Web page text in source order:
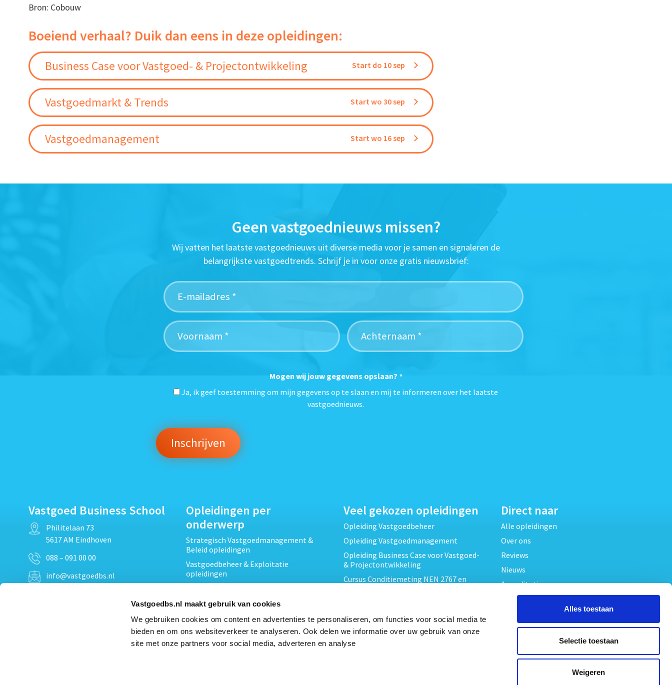
Vastgoedbs.nl maakt gebruik van cookies
We gebruiken cookies om content en advertenties te personaliseren, om functies voor social media te
bieden en om ons websiteverkeer te analyseren. Ook delen we informatie over uw gebruik van onze
site met onze partners voor social media, adverteren en analyse
Alles toestaan
Selectie toestaan
Weigeren
Bron: Cobouw
Boeiend verhaal? Duik dan eens in deze opleidingen:
Business Case voor Vastgoed- & Projectontwikkeling Start do 10 sep
Vastgoedmarkt & Trends Start wo 30 sep
Vastgoedmanagement Start wo 16 sep
Geen vastgoednieuws missen?
Wij vatten het laatste vastgoednieuws uit diverse media voor je samen en signaleren de
belangrijkste vastgoedtrends. Schrijf je in voor onze gratis nieuwsbrief:
Mogen wij jouw gegevens opslaan? *
Ja, ik geef toestemming om mijn gegevens op te slaan en mij te informeren over het laatste
vastgoednieuws.
Vastgoed Business School
Philitelaan 73
5617 AM Eindhoven
088 – 091 00 00
info@vastgoedbs.nl
Opleidingen per
onderwerp
Strategisch Vastgoedmanagement &
Beleid opleidingen
Vastgoedbeheer & Exploitatie
opleidingen
Projectontwikkeling &
Techniek, Onderhoud & Inspectie
Opleidingen
Verduurzaming en Energieprestatie
Veel gekozen opleidingen
Opleiding Vastgoedbeheer
Opleiding Vastgoedmanagement
Opleiding Business Case voor Vastgoed-
& Projectontwikkeling
Cursus Conditiemeting NEN 2767 en
Cursus EP-W Basis Woningen
Opleiding Professioneel VvE-beheer
Opleiding Projectleider Vastgoed
Direct naar
Alle opleidingen
Over ons
Reviews
Nieuws
Accreditaties
Algemene voorwaarden
Privacy verklaring